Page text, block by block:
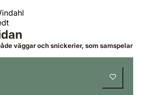
väggar och snickerier, som samspelar